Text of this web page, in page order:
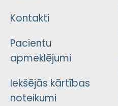
Kontakti
Pacientu
apmeklējumi
Iekšējās kārtības
noteikumi